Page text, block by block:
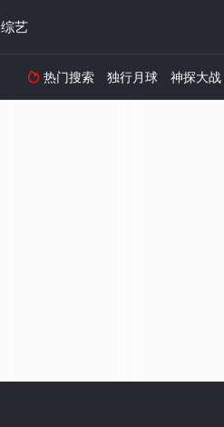
综艺
 热门搜索 独行月球 神探大战